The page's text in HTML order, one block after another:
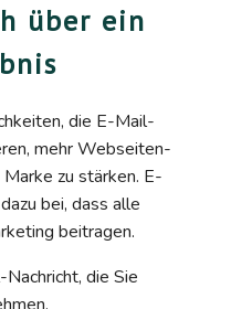
über ein
die E-Mail-
mehr Webseiten-
zu stärken. E-
bei, dass alle
beitragen.
die Sie